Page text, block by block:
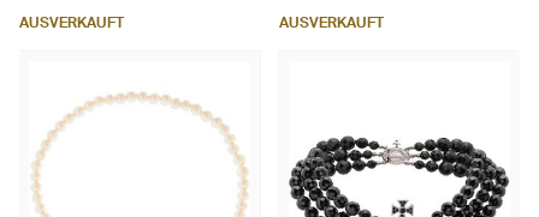
AUSVERKAUFT AUSVERKAUFT